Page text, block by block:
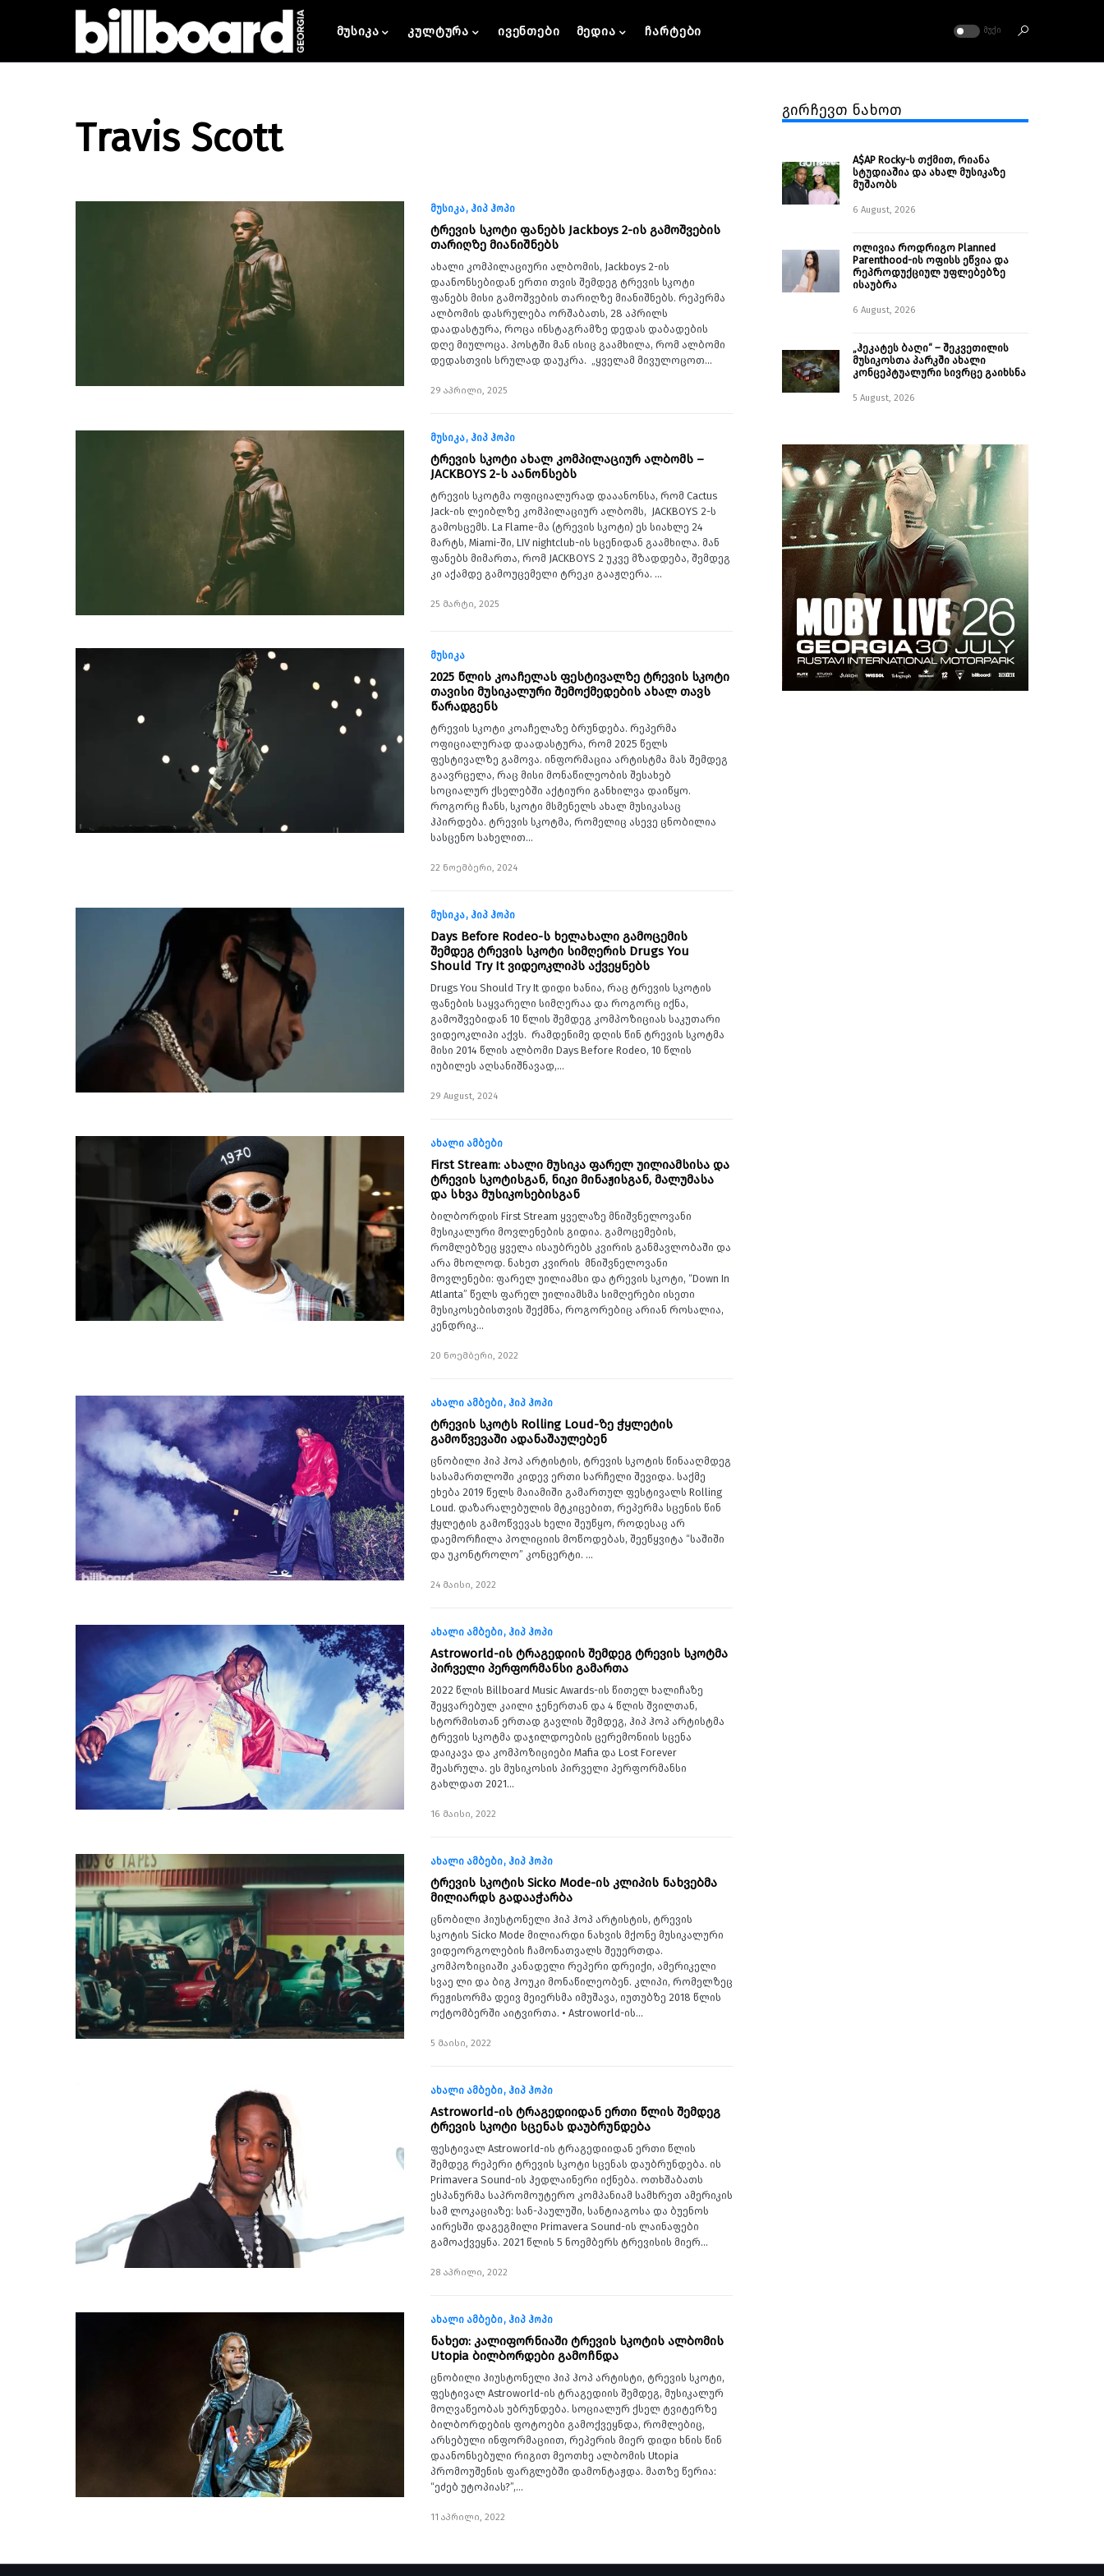
მუსიკა კულტურა ივენთები მედია ჩარტები ᲛᲣᲥᲘ
Travis Scott
მუსიკა ჰიპ ჰოპი
ტრევის სკოტი ფანებს Jackboys 2-ის გამოშვების
თარიღზე მიანიშნებს
ახალი კომპილაციური ალბომის, Jackboys 2-ის
დაანონსებიდან ერთი თვის შემდეგ ტრევის სკოტი
ფანებს მისი გამოშვების თარიღზე მიანიშნებს. რეპერმა
ალბომის დასრულება ორშაბათს, 28 აპრილს
დაადასტურა, როცა ინსტაგრამზე დედას დაბადების
დღე მიულოცა. პოსტში მან ისიც გაამხილა, რომ ალბომი
დედასთვის სრულად დაუკრა. „ყველამ მივულოცოთ…
29 აპრილი, 2025
მუსიკა ჰიპ ჰოპი
ტრევის სკოტი ახალ კომპილაციურ ალბომს –
JACKBOYS 2-ს აანონსებს
ტრევის სკოტმა ოფიციალურად დააანონსა, რომ Cactus
Jack-ის ლეიბლზე კომპილაციურ ალბომს, JACKBOYS 2-ს
გამოსცემს. La Flame-მა (ტრევის სკოტი) ეს სიახლე 24
მარტს, Miami-ში, LIV nightclub-ის სცენიდან გაამხილა. მან
ფანებს მიმართა, რომ JACKBOYS 2 უკვე მზადდება, შემდეგ
კი აქამდე გამოუცემელი ტრეკი გააჟღერა. …
25 მარტი, 2025
მუსიკა
2025 წლის კოაჩელას ფესტივალზე ტრევის სკოტი
თავისი მუსიკალური შემოქმედების ახალ თავს
წარადგენს
ტრევის სკოტი კოაჩელაზე ბრუნდება. რეპერმა
ოფიციალურად დაადასტურა, რომ 2025 წელს
ფესტივალზე გამოვა. ინფორმაცია არტისტმა მას შემდეგ
გაავრცელა, რაც მისი მონაწილეობის შესახებ
სოციალურ ქსელებში აქტიური განხილვა დაიწყო.
როგორც ჩანს, სკოტი მსმენელს ახალ მუსიკასაც
ჰპირდება. ტრევის სკოტმა, რომელიც ასევე ცნობილია
სასცენო სახელით…
22 ნოემბერი, 2024
მუსიკა ჰიპ ჰოპი
Days Before Rodeo-ს ხელახალი გამოცემის
შემდეგ ტრევის სკოტი სიმღერის Drugs You
Should Try It ვიდეოკლიპს აქვეყნებს
Drugs You Should Try It დიდი ხანია, რაც ტრევის სკოტის
ფანების საყვარელი სიმღერაა და როგორც იქნა,
გამოშვებიდან 10 წლის შემდეგ კომპოზიციას საკუთარი
ვიდეოკლიპი აქვს. რამდენიმე დღის წინ ტრევის სკოტმა
მისი 2014 წლის ალბომი Days Before Rodeo, 10 წლის
იუბილეს აღსანიშნავად,…
29 August, 2024
ახალი ამბები
First Stream: ახალი მუსიკა ფარელ უილიამსისა და
ტრევის სკოტისგან, ნიკი მინაჟისგან, მალუმასა
და სხვა მუსიკოსებისგან
ბილბორდის First Stream ყველაზე მნიშვნელოვანი
მუსიკალური მოვლენების გიდია. გამოცემების,
რომლებზეც ყველა ისაუბრებს კვირის განმავლობაში და
არა მხოლოდ. ნახეთ კვირის მნიშვნელოვანი
მოვლენები: ფარელ უილიამსი და ტრევის სკოტი, “Down In
Atlanta” წელს ფარელ უილიამსმა სიმღერები ისეთი
მუსიკოსებისთვის შექმნა, როგორებიც არიან როსალია,
კენდრიკ…
20 ნოემბერი, 2022
ახალი ამბები ჰიპ ჰოპი
ტრევის სკოტს Rolling Loud-ზე ჭყლეტის
გამოწვევაში ადანაშაულებენ
ცნობილი ჰიპ ჰოპ არტისტის, ტრევის სკოტის წინააღმდეგ
სასამართლოში კიდევ ერთი სარჩელი შევიდა. საქმე
ეხება 2019 წელს მაიამიში გამართულ ფესტივალს Rolling
Loud. დაზარალებულის მტკიცებით, რეპერმა სცენის წინ
ჭყლეტის გამოწვევას ხელი შეუწყო, როდესაც არ
დაემორჩილა პოლიციის მოწოდებას, შეეწყვიტა “საშიში
და უკონტროლო” კონცერტი. …
24 მაისი, 2022
ახალი ამბები ჰიპ ჰოპი
Astroworld-ის ტრაგედიის შემდეგ ტრევის სკოტმა
პირველი პერფორმანსი გამართა
2022 წლის Billboard Music Awards-ის წითელ ხალიჩაზე
შეყვარებულ კაილი ჯენერთან და 4 წლის შვილთან,
სტორმისთან ერთად გავლის შემდეგ, ჰიპ ჰოპ არტისტმა
ტრევის სკოტმა დაჯილდოების ცერემონიის სცენა
დაიკავა და კომპოზიციები Mafia და Lost Forever
შეასრულა. ეს მუსიკოსის პირველი პერფორმანსი
გახლდათ 2021…
16 მაისი, 2022
ახალი ამბები ჰიპ ჰოპი
ტრევის სკოტის Sicko Mode-ის კლიპის ნახვებმა
მილიარდს გადააჭარბა
ცნობილი ჰიუსტონელი ჰიპ ჰოპ არტისტის, ტრევის
სკოტის Sicko Mode მილიარდი ნახვის მქონე მუსიკალური
ვიდეორგოლების ჩამონათვალს შეუერთდა.
კომპოზიციაში კანადელი რეპერი დრეიქი, ამერიკელი
სვაე ლი და ბიგ ჰოუკი მონაწილეობენ. კლიპი, რომელზეც
რეჟისორმა დეივ მეიერსმა იმუშავა, იუთუბზე 2018 წლის
ოქტომბერში აიტვირთა. • Astroworld-ის…
5 მაისი, 2022
ახალი ამბები ჰიპ ჰოპი
Astroworld-ის ტრაგედიიდან ერთი წლის შემდეგ
ტრევის სკოტი სცენას დაუბრუნდება
ფესტივალ Astroworld-ის ტრაგედიიდან ერთი წლის
შემდეგ რეპერი ტრევის სკოტი სცენას დაუბრუნდება. ის
Primavera Sound-ის ჰედლაინერი იქნება. ოთხშაბათს
ესპანურმა საპრომოუტერო კომპანიამ სამხრეთ ამერიკის
სამ ლოკაციაზე: სან-პაულუში, სანტიაგოსა და ბუენოს
აირესში დაგეგმილი Primavera Sound-ის ლაინაფები
გამოაქვეყნა. 2021 წლის 5 ნოემბერს ტრევისის მიერ…
28 აპრილი, 2022
ახალი ამბები ჰიპ ჰოპი
ნახეთ: კალიფორნიაში ტრევის სკოტის ალბომის
Utopia ბილბორდები გამოჩნდა
ცნობილი ჰიუსტონელი ჰიპ ჰოპ არტისტი, ტრევის სკოტი,
ფესტივალ Astroworld-ის ტრაგედიის შემდეგ, მუსიკალურ
მოღვაწეობას უბრუნდება. სოციალურ ქსელ ტვიტერზე
ბილბორდების ფოტოები გამოქვეყნდა, რომლებიც,
არსებული ინფორმაციით, რეპერის მიერ დიდი ხნის წინ
დაანონსებული რიგით მეოთხე ალბომის Utopia
პრომოუშენის ფარგლებში დამონტაჟდა. მათზე წერია:
“ეძებ უტოპიას?”,…
11 აპრილი, 2022
გირჩევთ ნახოთ
A$AP Rocky-ს თქმით, რიანა
სტუდიაშია და ახალ მუსიკაზე
მუშაობს
6 August, 2026
ოლივია როდრიგო Planned
Parenthood-ის ოფისს ეწვია და
რეპროდუქციულ უფლებებზე
ისაუბრა
6 August, 2026
„ჰეკატეს ბაღი“ – შეკვეთილის
მუსიკოსთა პარკში ახალი
კონცეპტუალური სივრცე გაიხსნა ￼
5 August, 2026